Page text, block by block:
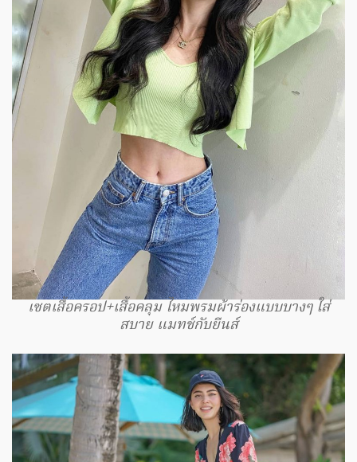
เซตเสื้อครอป+เสื้อคลุม ไหมพรมผ้าร่องแบบบางๆ ใส่
สบาย แมทช์กับยีนส์